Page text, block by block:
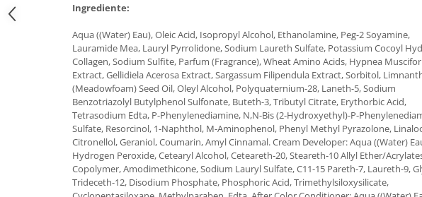
Tampoane si absorbante
Geluri si deodorante igiena intima
Produse manichiura & pedichiura
Oja si lac de unghii
Accesorii manichiura & pedichiura
Scutece adulti
Ingrediente:
Aqua ((Water) Eau), Oleic Acid, Isopropyl Alcohol, Ethanolamine, Peg-2 Soyamine,
Lauramide Mea, Lauryl Pyrrolidone, Sodium Laureth Sulfate, Potassium Cocoyl
Collagen, Sodium Sulfite, Parfum (Fragrance), Wheat Amino Acids, Hypnea
Extract, Gellidiela Acerosa Extract, Sargassum Filipendula Extract, Sorbitol,
(Meadowfoam) Seed Oil, Oleyl Alcohol, Polyquaternium-28, Laneth-5, Sodium
Benzotriazolyl Butylphenol Sulfonate, Buteth-3, Tributyl Citrate, Erythorbic Acid,
Tetrasodium Edta, P-Phenylenediamine, N,N-Bis (2-Hydroxyethyl)-P-
Sulfate, Resorcinol, 1-Naphthol, M-Aminophenol, Phenyl Methyl Pyrazolone,
Citronellol, Geraniol, Coumarin, Amyl Cinnamal. Cream Developer: Aqua ((Water)
Hydrogen Peroxide, Cetearyl Alcohol, Ceteareth-20, Steareth-10 Allyl Ether/
Copolymer, Amodimethicone, Sodium Lauryl Sulfate, C11-15 Pareth-7, Laureth-9,
Trideceth-12, Disodium Phosphate, Phosphoric Acid, Trimethylsiloxysilicate,